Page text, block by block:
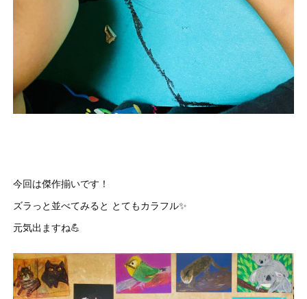
今回は傑作揃いです！
ズラっと並べてみると とてもカラフル✨
元気出ますね💪